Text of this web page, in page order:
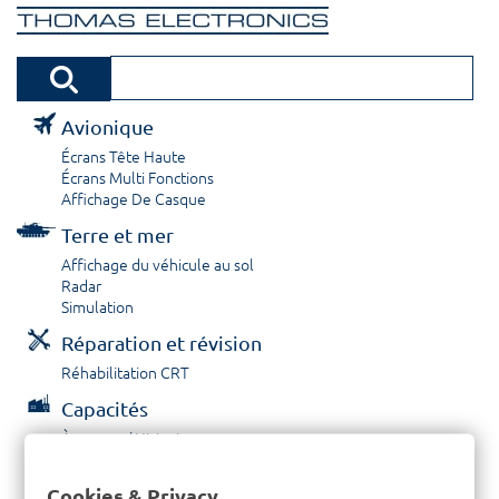
Avionique
Écrans Tête Haute
Écrans Multi Fonctions
Affichage De Casque
Terre et mer
Affichage du véhicule au sol
Radar
Simulation
Réparation et révision
Réhabilitation CRT
Capacités
À propos / Historique